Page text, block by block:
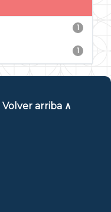
1
1
Volver arriba ∧